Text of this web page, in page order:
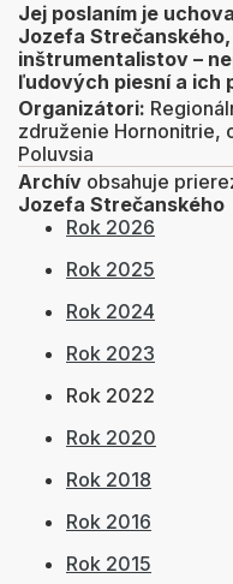
Jej poslaním je
Jozefa
inštrumentalistov –
ľudových piesní a ich
Organizátori:
združenie Hornonitrie,
Poluvsia
Archív obsahuje
Jozefa Strečanského
Rok 2026
Rok 2025
Rok 2024
Rok 2023
Rok 2022
Rok 2020
Rok 2018
Rok 2016
Rok 2015